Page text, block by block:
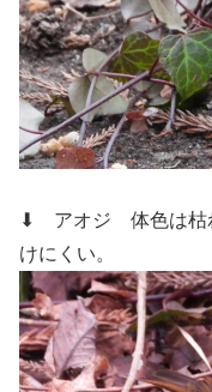
⬇ アオジ 体色は枯
けにくい。